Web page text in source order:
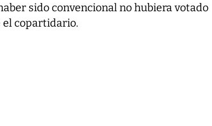
sido convencional no hubiera votado
el copartidario.